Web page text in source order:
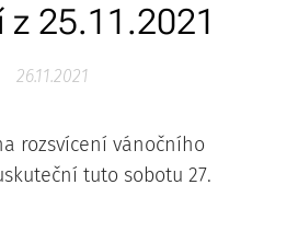
z 25.11.2021
26.11.2021
rozsvícení vánočního
tuto sobotu 27.